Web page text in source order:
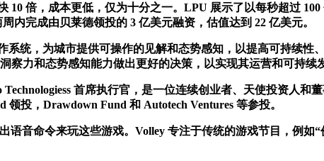
倍，成本更低，仅为十分之一。LPU 展示了以每秒超过 100
完成由贝莱德领投的 3 亿美元融资，估值达到 22 亿美元。
，为城市提供可操作的见解和态势感知，以提高可持续性
力和态势感知能力做出更好的决策，以实现其运营和可持续
首席执行官，是一位连续创业者、天使投资人和
投，Drawdown Fund 和 Autotech Ventures 等参投。
命令来玩这些游戏。Volley 专注于传统的游戏节目，例如“